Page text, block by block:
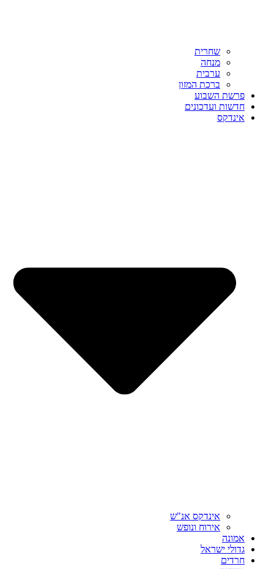
שחרית
מנחה
ערבית
ברכת המזון
פרשת השבוע
חדשות ועדכונים
אינדקס
אינדקס אנ"ש
אירוח ונופש
אמונה
גדולי ישראל
חרדים